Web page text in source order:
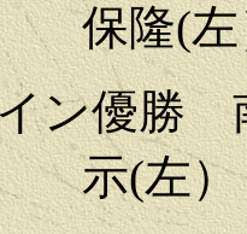
保隆(
ン優勝
示(左